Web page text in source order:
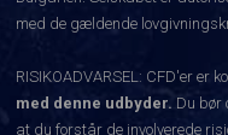
med de gældende
RISIKOADVARSEL: CFD'er
med denne udbyder. Du bør
at du forstår de involverede